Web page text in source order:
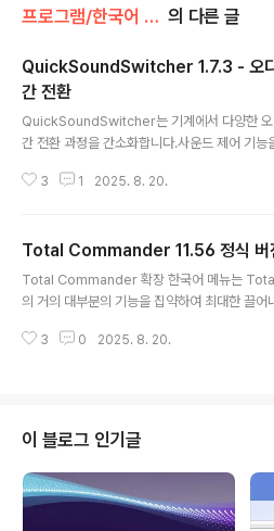
프로그램/한국어 패치 의 다른 글
QuickSoundSwitcher 1.7.3 - 오
간 전환
QuickSoundSwitcher는 기계에서 다양한 오
간 전환 과정을 간소화합니다.사운드 제어 기능
운 설정 메뉴를 통해 오디오 출력을 변경하는 대
애플리케이션은 오디오 설정에 빠르게 액세스
를 듣는 방식을 변경하고 싶을 때마다 시간과
절약하여 전체 오디오 환경을 개선합니다.전통
이도 작동하며, 간소화된 기능과 핵심 목적에 부
3 1 2025. 8. 20.
Total Commander 11.56 정식 버
Total Commander 확장 한국어 메뉴는
의 거의 대부분의 기능을 집약하여 최대한 끌어
및 11 기능:Windows 10 및 11 도구 모음 및 제
의 대부분의 기능을 집약하여 최대한 끌어내서
▶ 확장 한국..
3 0 2025. 8. 20.
이 블로그 인기글